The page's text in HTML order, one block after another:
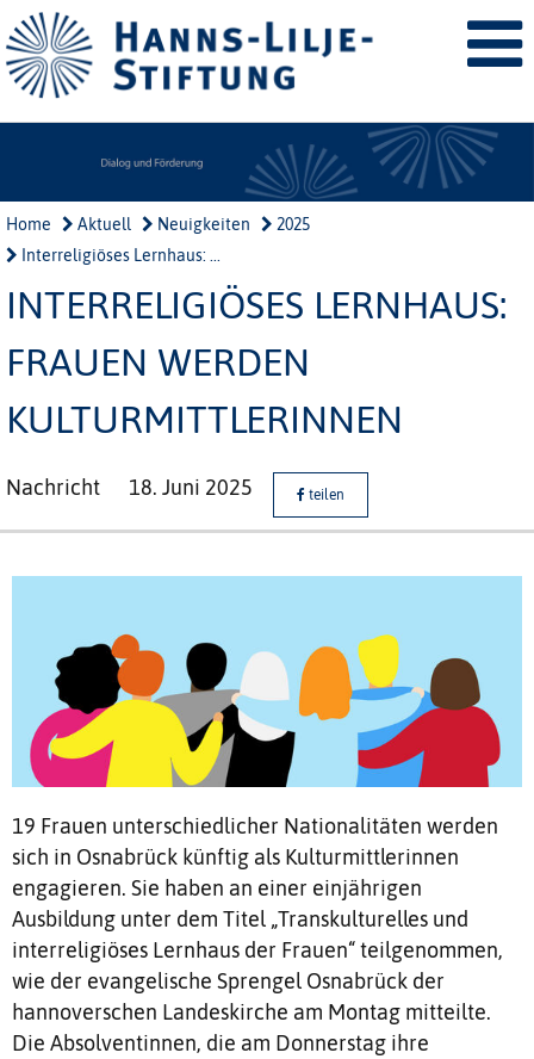
Home Aktuell Neuigkeiten
2025
Interreligiöses Lernhaus: ...
INTERRELIGIÖSES LERNHAUS:
FRAUEN WERDEN
KULTURMITTLERINNEN
Nachricht 18. Juni 2025 teilen
19 Frauen unterschiedlicher Nationalitäten werden
sich in Osnabrück künftig als Kulturmittlerinnen
engagieren. Sie haben an einer einjährigen
Ausbildung unter dem Titel „Transkulturelles und
interreligiöses Lernhaus der Frauen“ teilgenommen,
wie der evangelische Sprengel Osnabrück der
hannoverschen Landeskirche am Montag mitteilte.
Die Absolventinnen, die am Donnerstag ihre